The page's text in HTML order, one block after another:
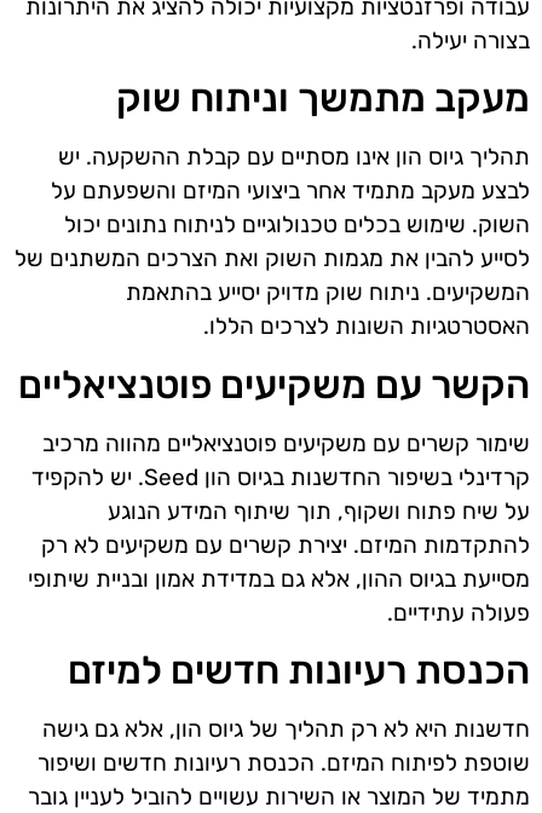
עבודה ופרזנטציות מקצועיות יכולה להציג את היתרונות
בצורה יעילה.
מעקב מתמשך וניתוח שוק
תהליך גיוס הון אינו מסתיים עם קבלת ההשקעה. יש
לבצע מעקב מתמיד אחר ביצועי המיזם והשפעתם על
השוק. שימוש בכלים טכנולוגיים לניתוח נתונים יכול
לסייע להבין את מגמות השוק ואת הצרכים המשתנים של
המשקיעים. ניתוח שוק מדויק יסייע בהתאמת
האסטרטגיות השונות לצרכים הללו.
הקשר עם משקיעים פוטנציאליים
שימור קשרים עם משקיעים פוטנציאליים מהווה מרכיב
קרדינלי בשיפור החדשנות בגיוס הון Seed. יש להקפיד
על שיח פתוח ושקוף, תוך שיתוף המידע הנוגע
להתקדמות המיזם. יצירת קשרים עם משקיעים לא רק
מסייעת בגיוס ההון, אלא גם במדידת אמון ובניית שיתופי
פעולה עתידיים.
הכנסת רעיונות חדשים למיזם
חדשנות היא לא רק תהליך של גיוס הון, אלא גם גישה
שוטפת לפיתוח המיזם. הכנסת רעיונות חדשים ושיפור
מתמיד של המוצר או השירות עשויים להוביל לעניין גובר